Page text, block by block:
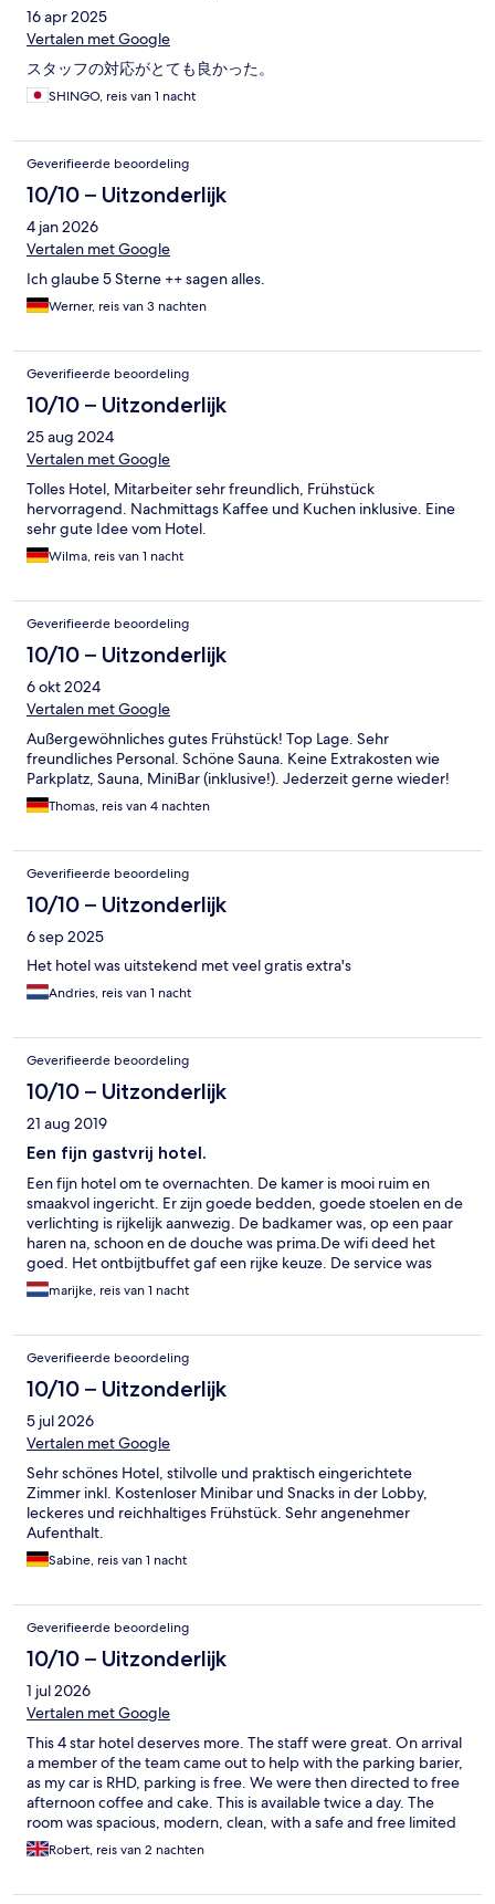
16 apr 2025
Vertalen met Google
スタッフの対応がとても良かった。
SHINGO, reis van 1 nacht
Geverifieerde beoordeling
10/10 – Uitzonderlijk
4 jan 2026
Vertalen met Google
Ich glaube 5 Sterne ++ sagen alles.
Werner, reis van 3 nachten
Geverifieerde beoordeling
10/10 – Uitzonderlijk
25 aug 2024
Vertalen met Google
Tolles Hotel, Mitarbeiter sehr freundlich, Frühstück
hervorragend. Nachmittags Kaffee und Kuchen inklusive. Eine
sehr gute Idee vom Hotel.
Wilma, reis van 1 nacht
Geverifieerde beoordeling
10/10 – Uitzonderlijk
6 okt 2024
Vertalen met Google
Außergewöhnliches gutes Frühstück! Top Lage. Sehr
freundliches Personal. Schöne Sauna. Keine Extrakosten wie
Parkplatz, Sauna, MiniBar (inklusive!). Jederzeit gerne wieder!
Thomas, reis van 4 nachten
Geverifieerde beoordeling
10/10 – Uitzonderlijk
6 sep 2025
Het hotel was uitstekend met veel gratis extra's
Andries, reis van 1 nacht
Geverifieerde beoordeling
10/10 – Uitzonderlijk
21 aug 2019
Een fijn gastvrij hotel.
Een fijn hotel om te overnachten. De kamer is mooi ruim en
smaakvol ingericht. Er zijn goede bedden, goede stoelen en de
verlichting is rijkelijk aanwezig. De badkamer was, op een paar
haren na, schoon en de douche was prima.De wifi deed het
goed. Het ontbijtbuffet gaf een rijke keuze. De service was
goed, het personeel was vriendelijk en behulpzaam. Het is
plezierig dat je buiten op het terras aan het water kunt zitten en
genoeg parkeerplaatsen. Winkels in het centrum en Kunsthalle
Emden zijn op loopafstand.
marijke, reis van 1 nacht
Geverifieerde beoordeling
10/10 – Uitzonderlijk
5 jul 2026
Vertalen met Google
Sehr schönes Hotel, stilvolle und praktisch eingerichtete
Zimmer inkl. Kostenloser Minibar und Snacks in der Lobby,
leckeres und reichhaltiges Frühstück. Sehr angenehmer
Aufenthalt.
Sabine, reis van 1 nacht
Geverifieerde beoordeling
10/10 – Uitzonderlijk
1 jul 2026
Vertalen met Google
This 4 star hotel deserves more. The staff were great. On arrival
a member of the team came out to help with the parking barier,
as my car is RHD, parking is free. We were then directed to free
afternoon coffee and cake. This is available twice a day. The
room was spacious, modern, clean, with a safe and free limited
mini bar, it also had air con, a bounus in a 36C heat wave.
Breakfast had everything and for evening the hotel has a good
Robert, reis van 2 nachten